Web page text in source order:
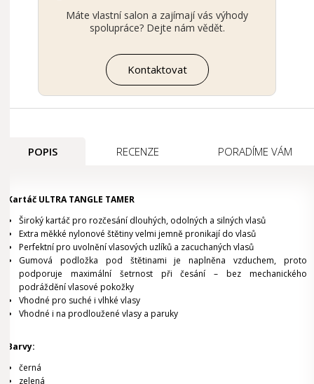
Máte vlastní salon a zajímají vás výhody
spolupráce? Dejte nám vědět.
Kontaktovat
POPIS RECENZE PORADÍME VÁM
Kartáč ULTRA TANGLE TAMER
Široký kartáč pro rozčesání dlouhých, odolných a silných vlasů
Extra měkké nylonové štětiny velmi jemně pronikají do vlasů
Perfektní pro uvolnění vlasových uzlíků a zacuchaných vlasů
Gumová podložka pod štětinami je naplněna vzduchem, proto
podporuje maximální šetrnost při česání – bez mechanického
podráždění vlasové pokožky
Vhodné pro suché i vlhké vlasy
Vhodné i na prodloužené vlasy a paruky
Barvy:
černá
zelená